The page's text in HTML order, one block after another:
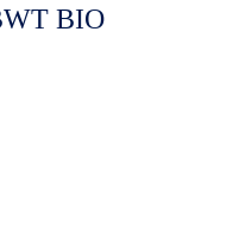
BIO